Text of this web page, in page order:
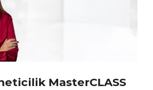
MasterCLASS